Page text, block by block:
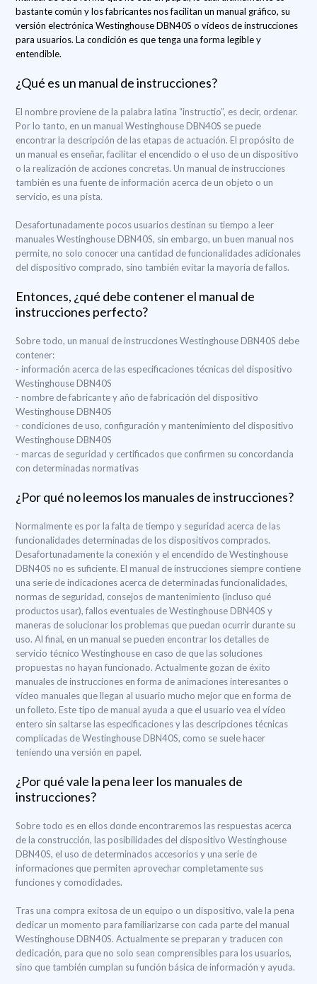
bastante común y los fabricantes nos facilitan un manual gráfico, su
versión electrónica Westinghouse DBN40S o vídeos de instrucciones
para usuarios. La condición es que tenga una forma legible y
entendible.
¿Qué es un manual de instrucciones?
El nombre proviene de la palabra latina “instructio”, es decir, ordenar.
Por lo tanto, en un manual Westinghouse DBN40S se puede
encontrar la descripción de las etapas de actuación. El propósito de
un manual es enseñar, facilitar el encendido o el uso de un dispositivo
o la realización de acciones concretas. Un manual de instrucciones
también es una fuente de información acerca de un objeto o un
servicio, es una pista.
Desafortunadamente pocos usuarios destinan su tiempo a leer
manuales Westinghouse DBN40S, sin embargo, un buen manual nos
permite, no solo conocer una cantidad de funcionalidades adicionales
del dispositivo comprado, sino también evitar la mayoría de fallos.
Entonces, ¿qué debe contener el manual de
instrucciones perfecto?
Sobre todo, un manual de instrucciones Westinghouse DBN40S debe
contener:
- información acerca de las especificaciones técnicas del dispositivo
Westinghouse DBN40S
- nombre de fabricante y año de fabricación del dispositivo
Westinghouse DBN40S
- condiciones de uso, configuración y mantenimiento del dispositivo
Westinghouse DBN40S
- marcas de seguridad y certificados que confirmen su concordancia
con determinadas normativas
¿Por qué no leemos los manuales de instrucciones?
Normalmente es por la falta de tiempo y seguridad acerca de las
funcionalidades determinadas de los dispositivos comprados.
Desafortunadamente la conexión y el encendido de Westinghouse
DBN40S no es suficiente. El manual de instrucciones siempre contiene
una serie de indicaciones acerca de determinadas funcionalidades,
normas de seguridad, consejos de mantenimiento (incluso qué
productos usar), fallos eventuales de Westinghouse DBN40S y
maneras de solucionar los problemas que puedan ocurrir durante su
uso. Al final, en un manual se pueden encontrar los detalles de
servicio técnico Westinghouse en caso de que las soluciones
propuestas no hayan funcionado. Actualmente gozan de éxito
manuales de instrucciones en forma de animaciones interesantes o
vídeo manuales que llegan al usuario mucho mejor que en forma de
un folleto. Este tipo de manual ayuda a que el usuario vea el vídeo
entero sin saltarse las especificaciones y las descripciones técnicas
complicadas de Westinghouse DBN40S, como se suele hacer
teniendo una versión en papel.
¿Por qué vale la pena leer los manuales de
instrucciones?
Sobre todo es en ellos donde encontraremos las respuestas acerca
de la construcción, las posibilidades del dispositivo Westinghouse
DBN40S, el uso de determinados accesorios y una serie de
informaciones que permiten aprovechar completamente sus
funciones y comodidades.
Tras una compra exitosa de un equipo o un dispositivo, vale la pena
dedicar un momento para familiarizarse con cada parte del manual
Westinghouse DBN40S. Actualmente se preparan y traducen con
dedicación, para que no solo sean comprensibles para los usuarios,
sino que también cumplan su función básica de información y ayuda.